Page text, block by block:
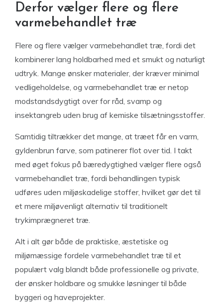
Derfor vælger flere og flere
varmebehandlet træ
Flere og flere vælger varmebehandlet træ, fordi det
kombinerer lang holdbarhed med et smukt og naturligt
udtryk. Mange ønsker materialer, der kræver minimal
vedligeholdelse, og varmebehandlet træ er netop
modstandsdygtigt over for råd, svamp og
insektangreb uden brug af kemiske tilsætningsstoffer.
Samtidig tiltrækker det mange, at træet får en varm,
gyldenbrun farve, som patinerer flot over tid. I takt
med øget fokus på bæredygtighed vælger flere også
varmebehandlet træ, fordi behandlingen typisk
udføres uden miljøskadelige stoffer, hvilket gør det til
et mere miljøvenligt alternativ til traditionelt
trykimprægneret træ.
Alt i alt gør både de praktiske, æstetiske og
miljømæssige fordele varmebehandlet træ til et
populært valg blandt både professionelle og private,
der ønsker holdbare og smukke løsninger til både
byggeri og haveprojekter.